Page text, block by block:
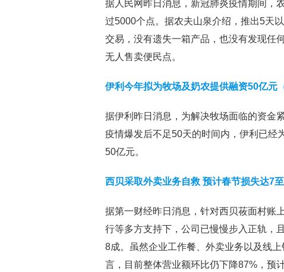
据人民网昨日消息，新冠肺炎疫情期间，
过5000个点。据农夫山泉介绍，推出5天
交易，没有遗失一箱产品，也没有发现任
无人售卖便民点。
伊利今年拟为牧场及奶农提供融资50亿元
据伊利昨日消息，为解决牧场面临的资金
疫情爆发后不足50天的时间内，伊利已经
50亿元。
西贝采取外卖业务自救 预计春节损失达7至
据第一财经昨日消息，针对西贝莜面村账
行等多方支持下，公司已慢慢步入正轨，
8成。虽然企业工作餐、外卖业务以及线
言，目前整体营业额环比仍下降87%，预